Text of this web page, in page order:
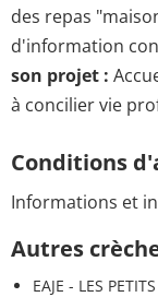
des repas
d'information
son projet :
à concilier vie
Conditions
Informations et
Autres
EAJE - LES